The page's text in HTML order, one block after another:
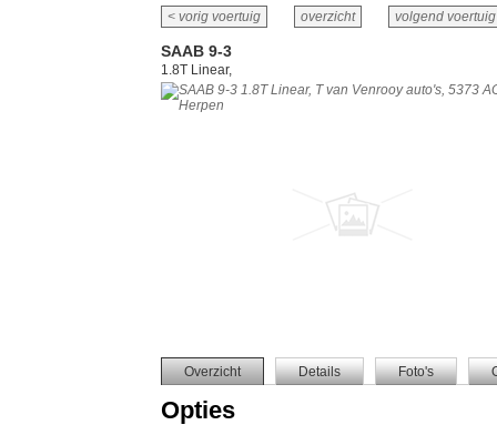
< vorig voertuig overzicht volgend
SAAB 9-3
1.8T Linear,
Overzicht Details Foto's
Opties